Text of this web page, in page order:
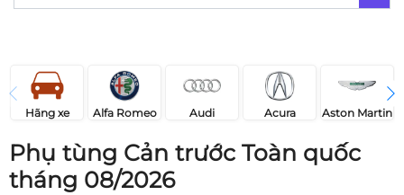
Hãng xe Alfa Romeo Audi Acura Aston Martin
Phụ tùng Cản trước Toàn quốc
tháng 08/2026